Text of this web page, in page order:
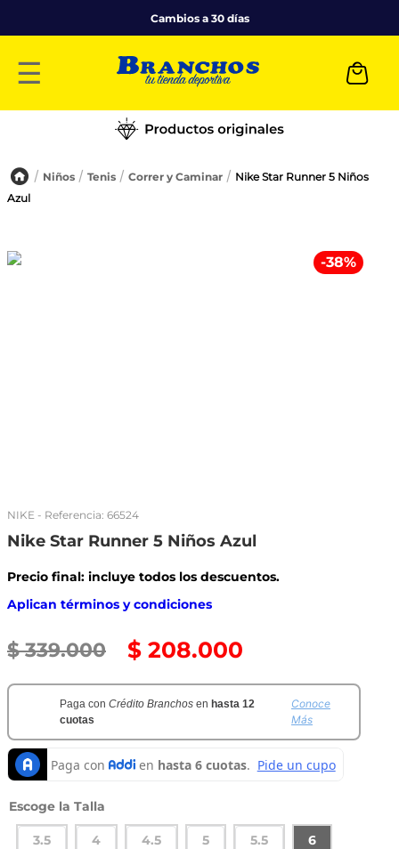
Cambios a 30 días
☰
Niños Tenis Correr y Caminar
Nike Star Runner 5 Niños
Azul
-38%
NIKE - Referencia: 66524
Nike Star Runner 5 Niños Azul
Precio final: incluye todos los descuentos.
Aplican términos y condiciones
$ 339.000 $ 208.000
Paga con Crédito Branchos en hasta 12
cuotas
Conoce
Más
Talla
3.5 4 4.5 5 5.5 6